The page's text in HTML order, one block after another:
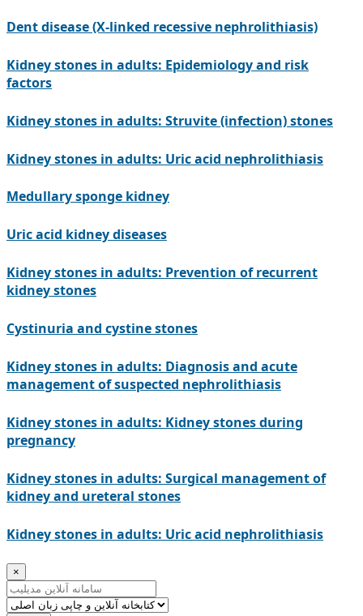
Dent disease (X-linked recessive nephrolithiasis)
Kidney stones in adults: Epidemiology and risk
factors
Kidney stones in adults: Struvite (infection) stones
Kidney stones in adults: Uric acid nephrolithiasis
Medullary sponge kidney
Uric acid kidney diseases
Kidney stones in adults: Prevention of recurrent
kidney stones
Cystinuria and cystine stones
Kidney stones in adults: Diagnosis and acute
management of suspected nephrolithiasis
Kidney stones in adults: Kidney stones during
pregnancy
Kidney stones in adults: Surgical management of
kidney and ureteral stones
Kidney stones in adults: Uric acid nephrolithiasis
×